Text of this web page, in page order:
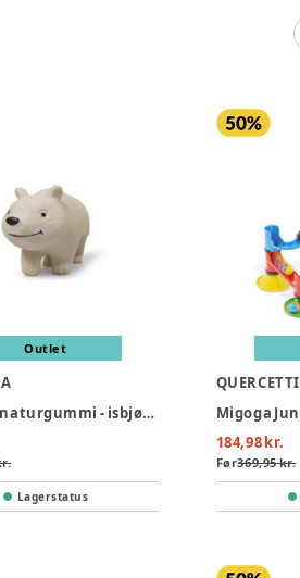
Outlet
Bidedyr i naturgummi - isbjørnen polly
Lagerstatus
QUERCETTI
184,98 kr.
Før369,95 kr.